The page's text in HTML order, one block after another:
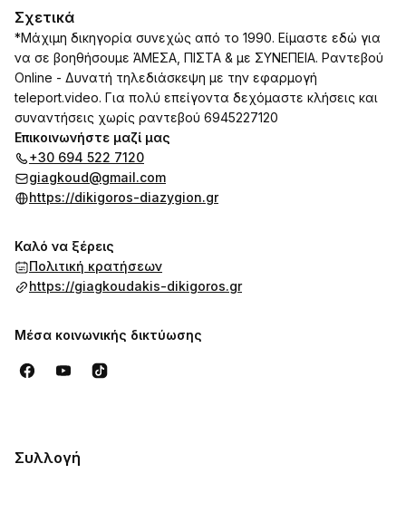
Σχετικά
*Μάχιμη δικηγορία συνεχώς από το 1990. Είμαστε εδώ για
να σε βοηθήσουμε ΆΜΕΣΑ, ΠΙΣΤΑ & με ΣΥΝΕΠΕΙΑ. Ραντεβού
Online - Δυνατή τηλεδιάσκεψη με την εφαρμογή
teleport.video. Για πολύ επείγοντα δεχόμαστε κλήσεις και
συναντήσεις χωρίς ραντεβού 6945227120
Επικοινωνήστε μαζί μας
+30 694 522 7120
giagkoud@gmail.com
https://dikigoros-diazygion.gr
Καλό να ξέρεις
Πολιτική κρατήσεων
https://giagkoudakis-dikigoros.gr
Μέσα κοινωνικής δικτύωσης
Συλλογή